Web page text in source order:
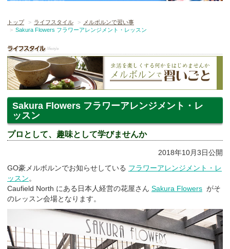
トップ ライフスタイル
メルボルンで習い事
Sakura Flowers フラワーアレンジメント・レッスン
Sakura Flowers フラワーアレンジメント・レ
ッスン
プロとして、趣味として学びませんか
2018年10月3日公開
GO豪メルボルンでお知らせしている フラワーアレンジメント・レ
ッスン。
Caufield North にある日本人経営の花屋さん Sakura Flowers がそ
のレッスン会場となります。